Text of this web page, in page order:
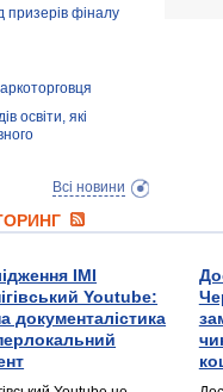
призерів фіналу
освіти, які
Всі новини
ІМІ
Youtube:
документалістика